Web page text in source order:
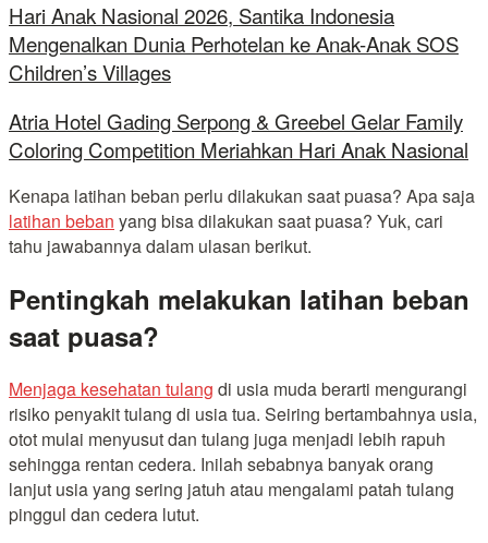
Hari Anak Nasional 2026, Santika Indonesia
Mengenalkan Dunia Perhotelan ke Anak-Anak SOS
Children’s Villages
Atria Hotel Gading Serpong & Greebel Gelar Family
Coloring Competition Meriahkan Hari Anak Nasional
Kenapa latihan beban perlu dilakukan saat puasa? Apa saja
latihan beban yang bisa dilakukan saat puasa? Yuk, cari
tahu jawabannya dalam ulasan berikut.
Pentingkah melakukan latihan beban
saat puasa?
Menjaga kesehatan tulang di usia muda berarti mengurangi
risiko penyakit tulang di usia tua. Seiring bertambahnya usia,
otot mulai menyusut dan tulang juga menjadi lebih rapuh
sehingga rentan cedera. Inilah sebabnya banyak orang
lanjut usia yang sering jatuh atau mengalami patah tulang
pinggul dan cedera lutut.